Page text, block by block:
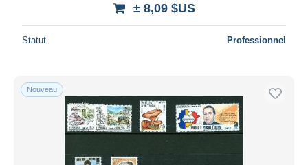
± 8,09 $US
Statut Professionnel
Nouveau